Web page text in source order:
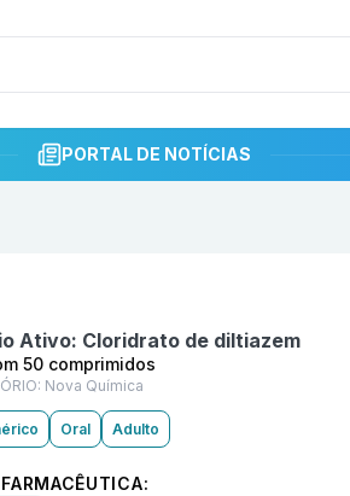
PORTAL DE NOTÍCIAS
Ativo: Cloridrato de diltiazem
50 comprimidos
Nova Química
Oral Adulto